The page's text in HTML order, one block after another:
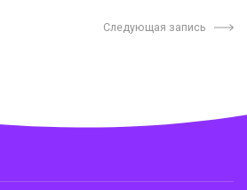
Следующая запись